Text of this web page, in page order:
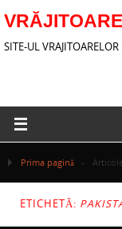
SITE-UL
Prima pagină »
ETICHETĂ: